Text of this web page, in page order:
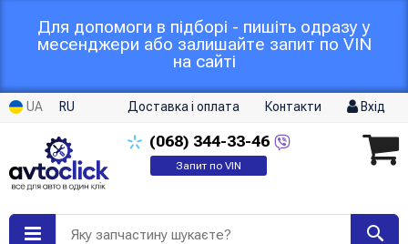
Для допомоги в підборі - пишіть одразу у
месенджери або залишайте запит по VIN
на сайті
UA RU Доставка і оплата Контакти Вхід
(068) 344-33-46
Запит по VIN
Яку запчастину шукаєте?